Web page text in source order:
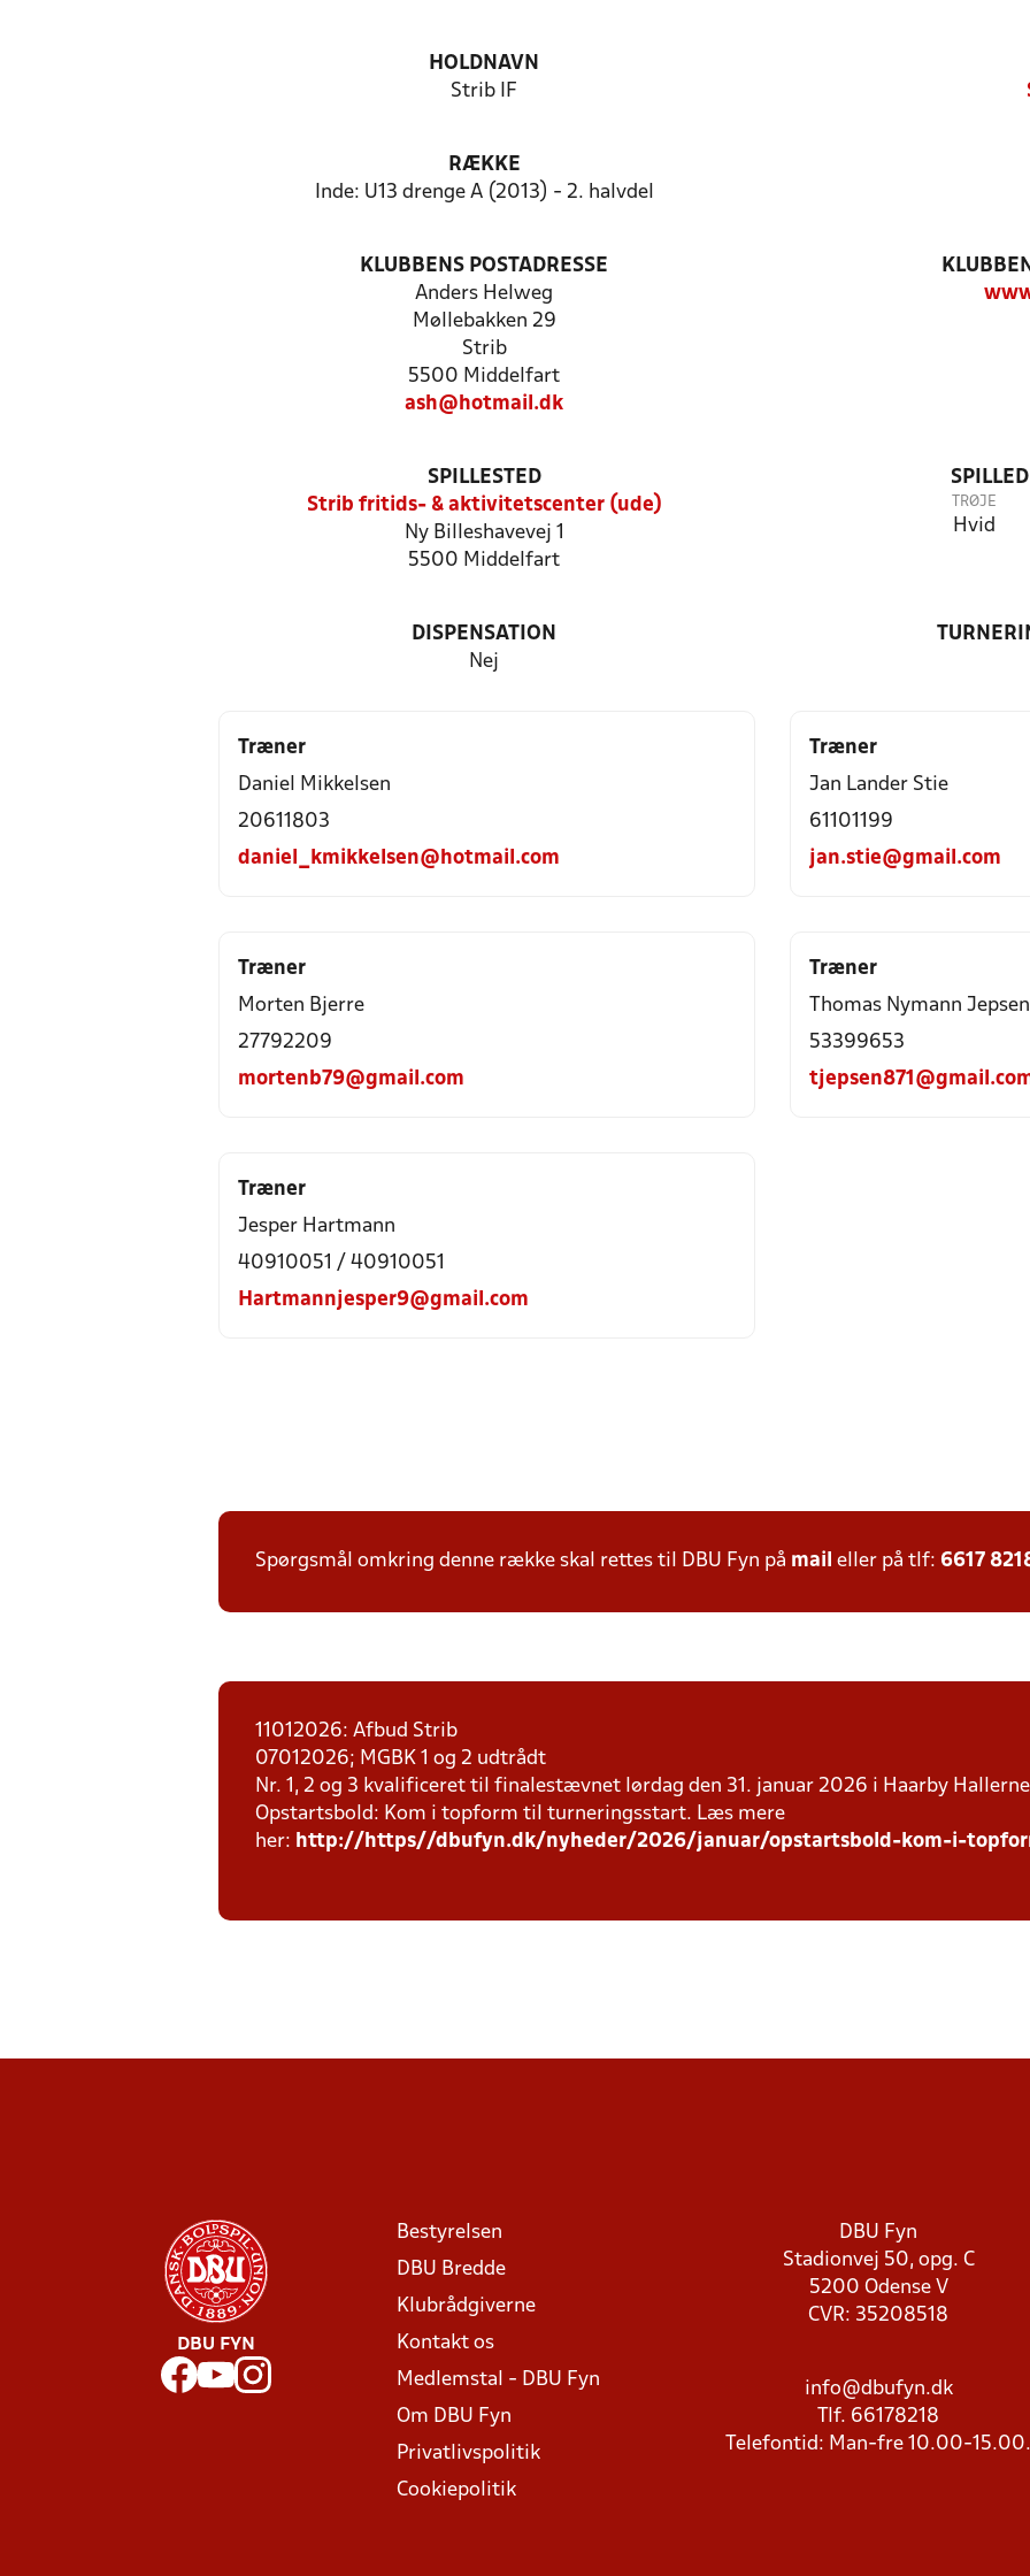
HOLDNAVN
Strib IF
RÆKKE
Inde: U13 drenge A (2013) - 2. halvdel
KLUBBENS POSTADRESSE
Anders Helweg
Møllebakken 29
Strib
5500 Middelfart
ash@hotmail.dk
SPILLESTED
Strib fritids- & aktivitetscenter (ude)
Ny Billeshavevej 1
5500 Middelfart
TRØJE
Hvid
DISPENSATION
Nej
Træner
Daniel Mikkelsen
20611803
daniel_kmikkelsen@hotmail.com
Træner
Jan Lander Stie
61101199
jan.stie@gmail.com
Træner
Morten Bjerre
27792209
mortenb79@gmail.com
Træner
Thomas Nymann Jepsen
53399653
Træner
Jesper Hartmann
40910051 / 40910051
Hartmannjesper9@gmail.com
Spørgsmål omkring denne række skal rettes til DBU Fyn på mail eller på tlf: 6617
11012026: Afbud Strib
07012026; MGBK 1 og 2 udtrådt
Nr. 1, 2 og 3 kvalificeret til finalestævnet lørdag den 31. januar 2026 i Haarby
Opstartsbold: Kom i topform til turneringsstart. Læs mere
her: http://https//dbufyn.dk/nyheder/2026/januar/opstartsbold-kom-i-
DBU FYN
Bestyrelsen
DBU Bredde
Klubrådgiverne
Kontakt os
Medlemstal - DBU Fyn
Om DBU Fyn
Privatlivspolitik
Cookiepolitik
DBU Fyn
Stadionvej 50, opg. C
5200 Odense V
CVR: 35208518
info@dbufyn.dk
Tlf. 66178218
Telefontid: Man-fre 10.00-15.00.